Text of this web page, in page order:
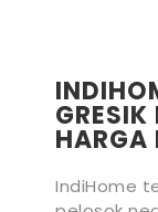
HARGA
IndiHome